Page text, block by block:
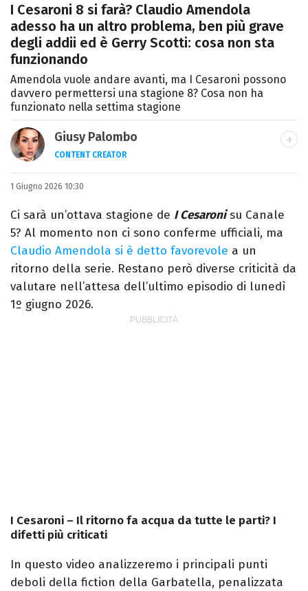
I Cesaroni 8 si farà? Claudio Amendola
adesso ha un altro problema, ben più grave
degli addii ed è Gerry Scotti: cosa non sta
funzionando
Amendola vuole andare avanti, ma I Cesaroni possono
davvero permettersi una stagione 8? Cosa non ha
funzionato nella settima stagione
Giusy Palombo
CONTENT CREATOR
LINKEDIN
INSTAGRAM ALTRI SITI
Giornalista e content creator. Racconto
cultura pop e spettacolo tra articoli e
video, con uno stile diretto e autoriale.
1 Giugno 2026 10:30
Ci sarà un’ottava stagione de I Cesaronisu Canale
5? Al momento non ci sono conferme ufficiali, ma
Claudio Amendola si è detto favorevole a un
ritorno della serie. Restano però diverse criticità da
valutare nell’attesa dell’ultimo episodio di lunedì
1º giugno 2026.
I Cesaroni – Il ritorno fa acqua da tutte le parti? I
difetti più criticati
In questo video analizzeremo i principali punti
deboli della fiction della Garbatella, penalizzata